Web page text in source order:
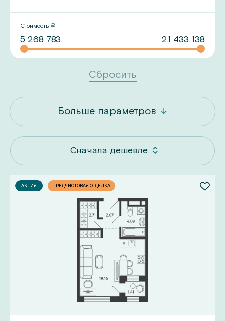
Стоимость, a
Сначала дешевле
Сбросить
Больше параметров
АКЦИЯ ПРЕДЧИСТОВАЯ ОТДЕЛКА